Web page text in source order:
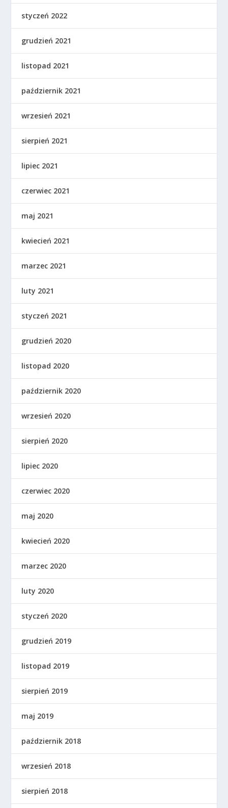
styczeń 2022
grudzień 2021
listopad 2021
październik 2021
wrzesień 2021
sierpień 2021
lipiec 2021
czerwiec 2021
maj 2021
kwiecień 2021
marzec 2021
luty 2021
styczeń 2021
grudzień 2020
listopad 2020
październik 2020
wrzesień 2020
sierpień 2020
lipiec 2020
czerwiec 2020
maj 2020
kwiecień 2020
marzec 2020
luty 2020
styczeń 2020
grudzień 2019
listopad 2019
sierpień 2019
maj 2019
październik 2018
wrzesień 2018
sierpień 2018